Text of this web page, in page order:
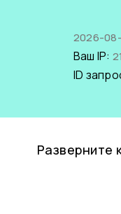
2026-
Ваш IP:
ID
Разверните